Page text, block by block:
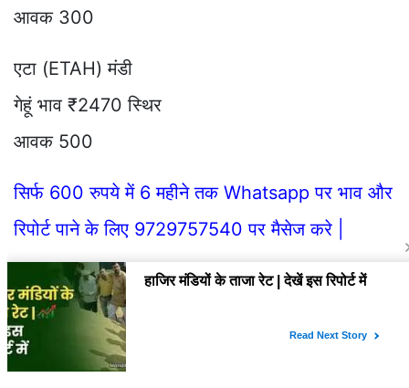
आवक 300
एटा (ETAH) मंडी
गेहूं भाव ₹2470 स्थिर
आवक 500
सिर्फ 600 रुपये में 6 महीने तक Whatsapp पर भाव और
रिपोर्ट पाने के लिए 9729757540 पर मैसेज करे |
मैनपुरी (MAINPURI) मंडी
गेहूं न्यू भाव ₹2481 तेजी ₹20
आवक 1000